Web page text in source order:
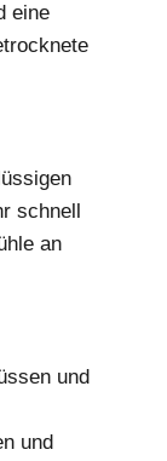
eine
schnell
an
und
und